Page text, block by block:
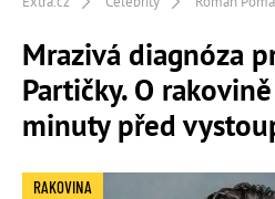
Mrazivá diagnóza
Partičky. O
minuty před
RAKOVINA